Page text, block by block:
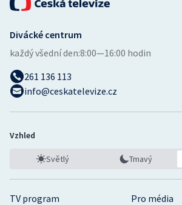
Ostatní
TV program
Pro média
Divácké centrum
každý všední den:8:00—16:00 hodin
261 136 113
info@ceskatelevize.cz
Vzhled
Světlý Tmavý